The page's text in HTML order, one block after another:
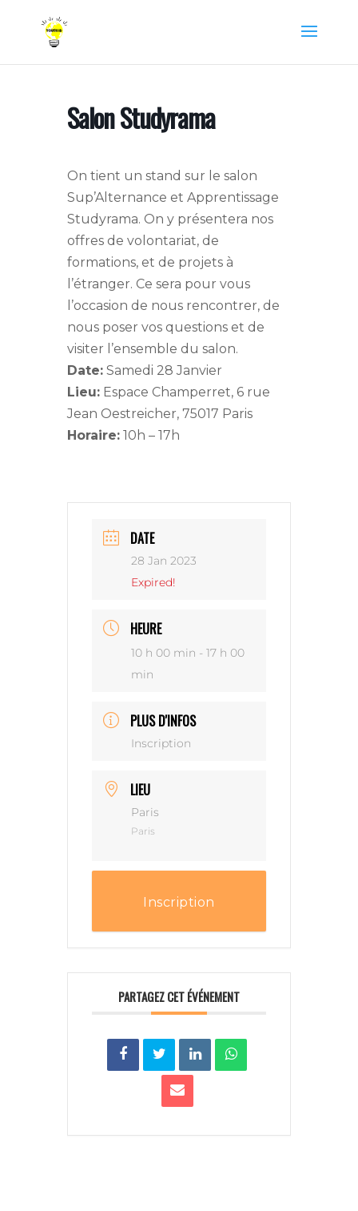
Salon Studyrama
On tient un stand sur le salon
Sup’Alternance et Apprentissage
Studyrama. On y présentera nos
offres de volontariat, de
formations, et de projets à
l’étranger. Ce sera pour vous
l’occasion de nous rencontrer, de
nous poser vos questions et de
visiter l’ensemble du salon.
Date: Samedi 28 Janvier
Lieu: Espace Champerret, 6 rue
Jean Oestreicher, 75017 Paris
Horaire: 10h – 17h
DATE
28 Jan 2023
Expired!
HEURE
10 h 00 min - 17 h 00
min
PLUS D'INFOS
Inscription
LIEU
Paris
Paris
Inscription
PARTAGEZ CET ÉVÉNEMENT